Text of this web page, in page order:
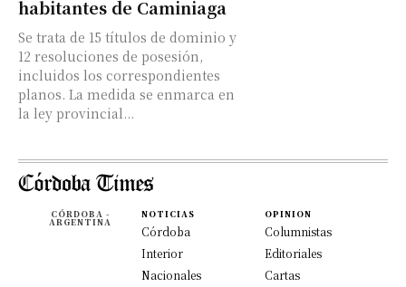
habitantes de Caminiaga
Se trata de 15 títulos de dominio y
12 resoluciones de posesión,
incluidos los correspondientes
planos. La medida se enmarca en
la ley provincial...
CÓRDOBA -
ARGENTINA
NOTICIAS
Córdoba
Interior
Nacionales
OPINION
Columnistas
Editoriales
Cartas